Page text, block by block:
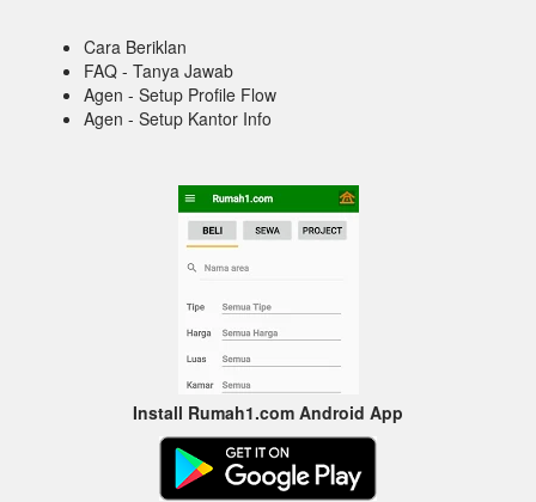
Cara Beriklan
FAQ - Tanya Jawab
Agen - Setup Profile Flow
Agen - Setup Kantor Info
Install Rumah1.com Android App